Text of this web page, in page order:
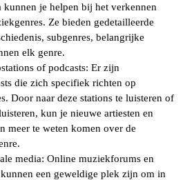
je helpen bij het verkennen
Ze bieden gedetailleerde
subgenres, belangrijke
elk genre.
of podcasts: Er zijn
die zich specifiek richten op
Door naar deze stations te luisteren of
kun je nieuwe artiesten en
meer te weten komen over de
media: Online muziekforums en
een geweldige plek zijn om in